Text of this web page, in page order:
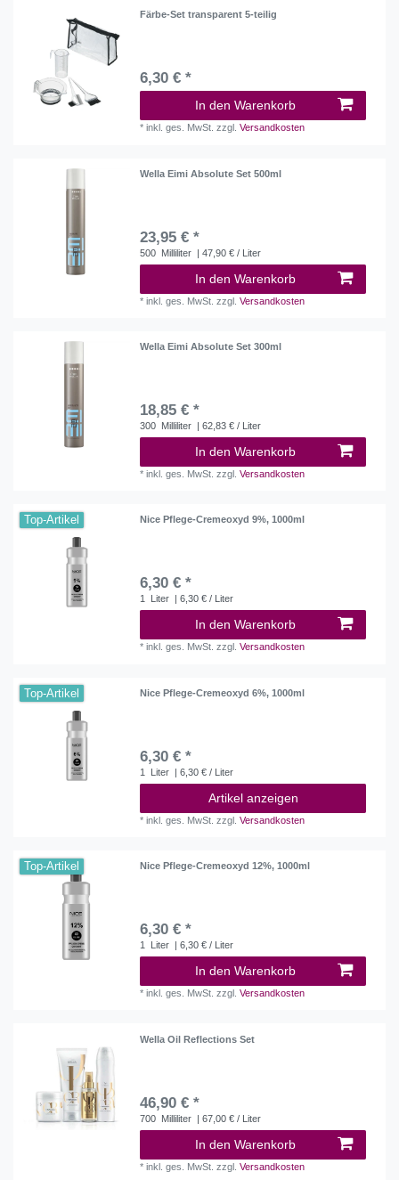
Färbe-Set transparent 5-teilig
6,30 € *
In den Warenkorb
*inkl. ges. MwSt. zzgl.Versandkosten
Wella Eimi Absolute Set 500ml
23,95 € *
500 Milliliter | 47,90 € / Liter
In den Warenkorb
*inkl. ges. MwSt. zzgl.Versandkosten
Wella Eimi Absolute Set 300ml
18,85 € *
300 Milliliter | 62,83 € / Liter
In den Warenkorb
*inkl. ges. MwSt. zzgl.Versandkosten
Top-Artikel Nice Pflege-Cremeoxyd 9%, 1000ml
6,30 € *
1 Liter | 6,30 € / Liter
In den Warenkorb
*inkl. ges. MwSt. zzgl.Versandkosten
Top-Artikel Nice Pflege-Cremeoxyd 6%, 1000ml
6,30 € *
1 Liter | 6,30 € / Liter
Artikel anzeigen
*inkl. ges. MwSt. zzgl.Versandkosten
Top-Artikel Nice Pflege-Cremeoxyd 12%, 1000ml
6,30 € *
1 Liter | 6,30 € / Liter
In den Warenkorb
*inkl. ges. MwSt. zzgl.Versandkosten
Wella Oil Reflections Set
46,90 € *
700 Milliliter | 67,00 € / Liter
In den Warenkorb
*inkl. ges. MwSt. zzgl.Versandkosten